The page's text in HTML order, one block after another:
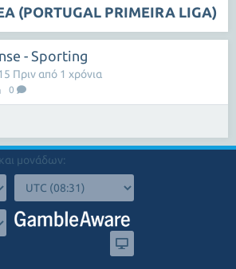
(PORTUGAL PRIMEIRA LIGA)
- Sporting
0
Πριν από 1 χρόνια
μονάδων: